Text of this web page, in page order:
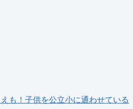
も！子供を公立小に通わせている